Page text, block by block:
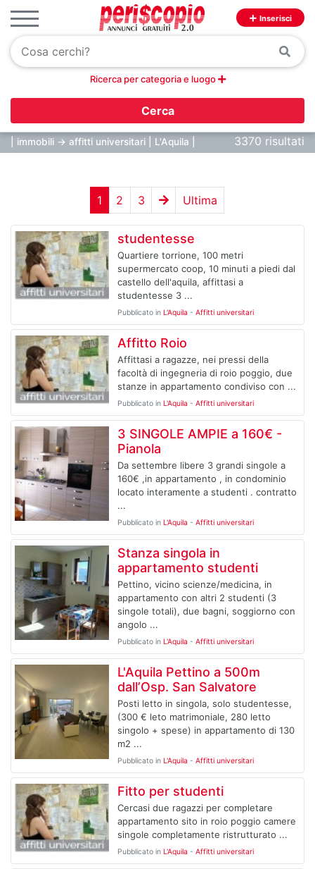
Inserisci
Ricerca per categoria e luogo
Cerca
| immobili -> affitti universitari | L'Aquila | 3370 risultati
1 2 3 Ultima
studentesse
Quartiere torrione, 100 metri
supermercato coop, 10 minuti a piedi dal
castello dell'aquila, affittasi a
studentesse 3 ...
Pubblicato in L'Aquila - Affitti universitari
Affitto Roio
Affittasi a ragazze, nei pressi della
facoltà di ingegneria di roio poggio, due
stanze in appartamento condiviso con ...
Pubblicato in L'Aquila - Affitti universitari
3 SINGOLE AMPIE a 160€ -
Pianola
Da settembre libere 3 grandi singole a
160€ ,in appartamento , in condominio
locato interamente a studenti . contratto
...
Pubblicato in L'Aquila - Affitti universitari
Stanza singola in
appartamento studenti
Pettino, vicino scienze/medicina, in
appartamento con altri 2 studenti (3
singole totali), due bagni, soggiorno con
angolo ...
Pubblicato in L'Aquila - Affitti universitari
L'Aquila Pettino a 500m
dall’Osp. San Salvatore
Posti letto in singola, solo studentesse,
(300 € leto matrimoniale, 280 letto
singolo + spese) in appartamento di 130
m2 ...
Pubblicato in L'Aquila - Affitti universitari
Fitto per studenti
Cercasi due ragazzi per completare
appartamento sito in roio poggio camere
singole completamente ristrutturato ...
Pubblicato in L'Aquila - Affitti universitari